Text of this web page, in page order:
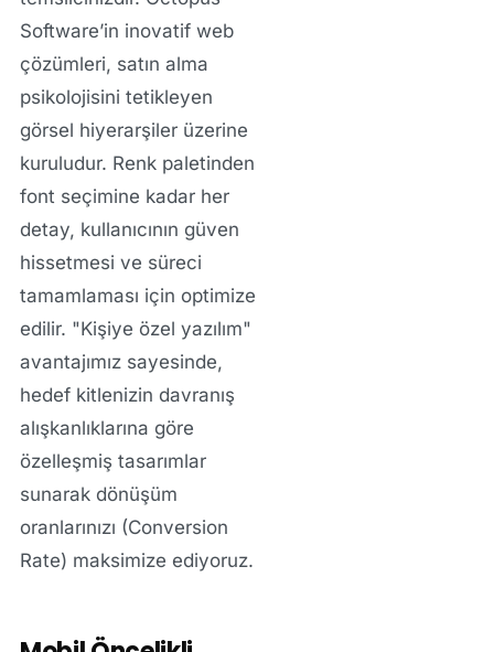
Software’in inovatif web
çözümleri, satın alma
psikolojisini tetikleyen
görsel hiyerarşiler üzerine
kuruludur. Renk paletinden
font seçimine kadar her
detay, kullanıcının güven
hissetmesi ve süreci
tamamlaması için optimize
edilir. "Kişiye özel yazılım"
avantajımız sayesinde,
hedef kitlenizin davranış
alışkanlıklarına göre
özelleşmiş tasarımlar
sunarak dönüşüm
oranlarınızı (Conversion
Rate) maksimize ediyoruz.